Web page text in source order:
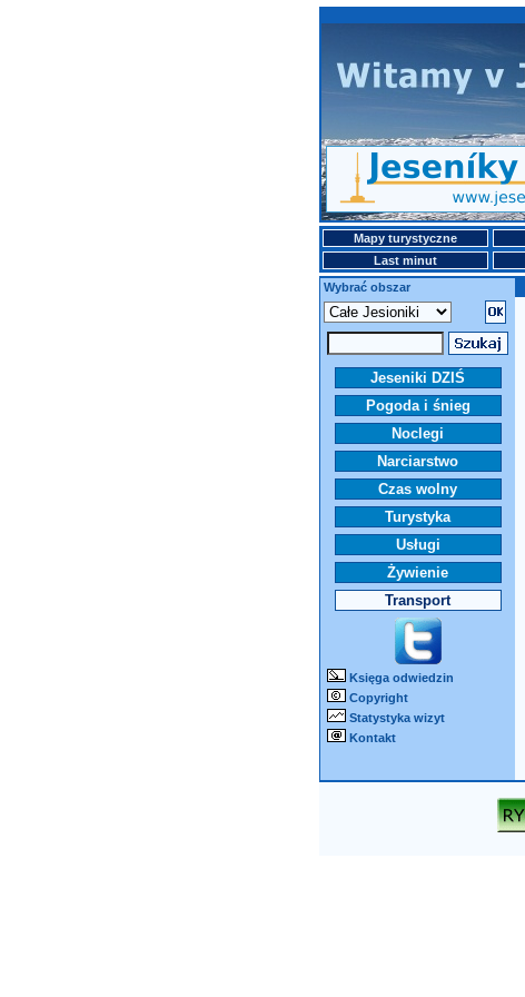
Mapy turystyczne
Last minut
Wybrać obszar
Jeseniki DZIŚ
Pogoda i śnieg
Noclegi
Narciarstwo
Czas wolny
Turystyka
Usługi
Żywienie
Transport
Księga odwiedzin
Copyright
Statystyka wizyt
Kontakt